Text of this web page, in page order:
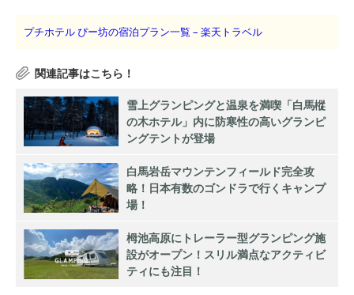
プチホテル ぴー坊の宿泊プラン一覧 – 楽天トラベル
雪上グランピングと温泉を満喫「白馬樅
の木ホテル」内に防寒性の高いグランピ
ングテントが登場
白馬岩岳マウンテンフィールド完全攻
略！日本有数のゴンドラで行くキャンプ
場！
栂池高原にトレーラー型グランピング施
設がオープン！スリル満点なアクティビ
ティにも注目！